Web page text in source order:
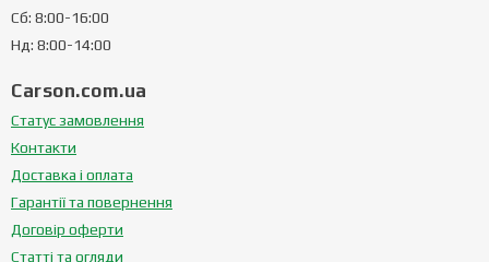
Сб: 8:00-16:00
Нд: 8:00-14:00
Carson.com.ua
Статус замовлення
Контакти
Доставка і оплата
Гарантії та повернення
Договір оферти
Статті та огляди